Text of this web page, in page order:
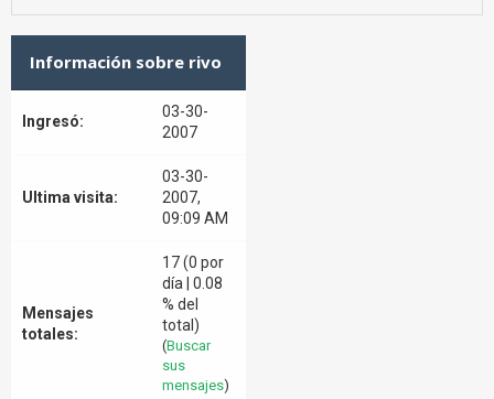
Información sobre rivo
Ingresó:
03-30-
2007
Ultima visita:
03-30-
2007,
09:09 AM
Mensajes
totales:
17 (0 por
día | 0.08
% del
total)
(Buscar
sus
mensajes)